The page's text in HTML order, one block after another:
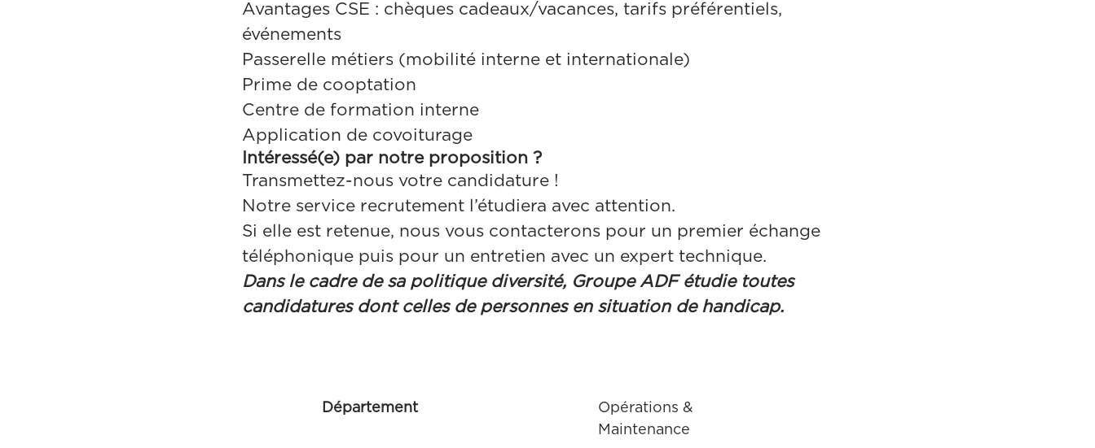
Avantages CSE : chèques cadeaux/vacances, tarifs préférentiels,
événements
Passerelle métiers (mobilité interne et internationale)
Prime de cooptation
Centre de formation interne
Application de covoiturage
Intéressé(e) par notre proposition ?
Transmettez-nous votre candidature !
Notre service recrutement l’étudiera avec attention.
Si elle est retenue, nous vous contacterons pour un premier échange
téléphonique puis pour un entretien avec un expert technique.
Dans le cadre de sa politique diversité, Groupe ADF étudie toutes
candidatures dont celles de personnes en situation de handicap.
Département
Opérations &
Maintenance